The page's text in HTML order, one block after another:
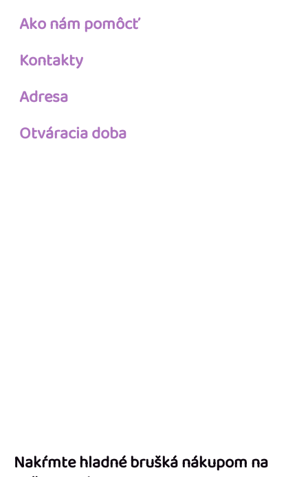
Ako nám pomôcť
Kontakty
Adresa
Otváracia doba
Nakŕmte hladné brušká nákupom na